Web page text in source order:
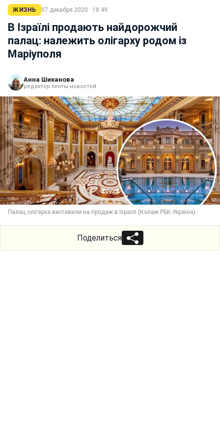
ЖИЗНЬ 07 декабря 2020 · 18:49
В Ізраїлі продають найдорожчий
палац: належить олігарху родом із
Маріуполя
Анна Шиканова
редактор ленты новостей
Палац олігарха виставили на продаж в Ізраїлі (Колаж РБК-Україна)
Поделиться